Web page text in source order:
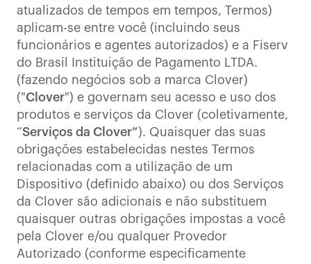
atualizados de tempos em tempos, Termos)
aplicam-se entre você (incluindo seus
funcionários e agentes autorizados) e a Fiserv
do Brasil Instituição de Pagamento LTDA.
(fazendo negócios sob a marca Clover)
("Clover") e governam seu acesso e uso dos
produtos e serviços da Clover (coletivamente,
“Serviços da Clover”). Quaisquer das suas
obrigações estabelecidas nestes Termos
relacionadas com a utilização de um
Dispositivo (definido abaixo) ou dos Serviços
da Clover são adicionais e não substituem
quaisquer outras obrigações impostas a você
pela Clover e/ou qualquer Provedor
Autorizado (conforme especificamente